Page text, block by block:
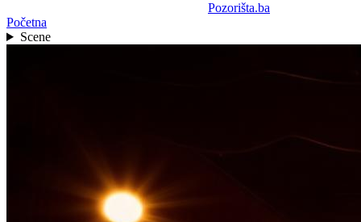
Pozorišta.ba
Početna
Scene